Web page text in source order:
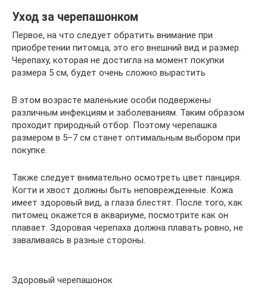
Уход за черепашонком
Первое, на что следует обратить внимание при
приобретении питомца, это его внешний вид и размер.
Черепаху, которая не достигла на момент покупки
размера 5 см, будет очень сложно вырастить
В этом возрасте маленькие особи подвержены
различным инфекциям и заболеваниям. Таким образом
проходит природный отбор. Поэтому черепашка
размером в 5–7 см станет оптимальным выбором при
покупке.
Также следует внимательно осмотреть цвет панциря.
Когти и хвост должны быть неповрежденные. Кожа
имеет здоровый вид, а глаза блестят. После того, как
питомец окажется в аквариуме, посмотрите как он
плавает. Здоровая черепаха должна плавать ровно, не
заваливаясь в разные стороны.
Здоровый черепашонок